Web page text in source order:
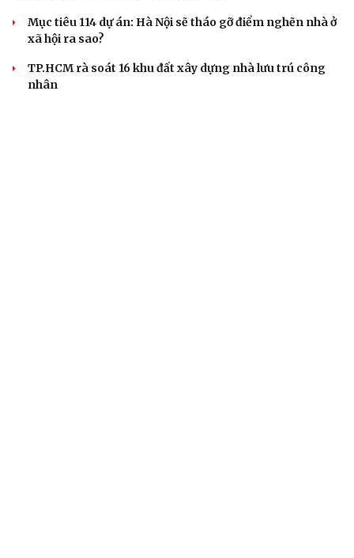
Mục tiêu 114 dự án: Hà Nội sẽ tháo gỡ điểm nghẽn nhà ở
xã hội ra sao?
TP.HCM rà soát 16 khu đất xây dựng nhà lưu trú công
nhân